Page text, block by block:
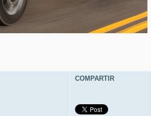
COMPARTIR